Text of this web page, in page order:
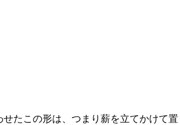
たこの形は、つまり薪を立てかけて